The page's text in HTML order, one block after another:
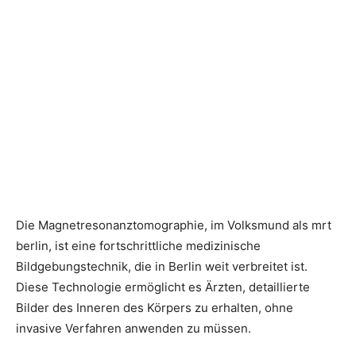
Die Magnetresonanztomographie, im Volksmund als mrt
berlin, ist eine fortschrittliche medizinische
Bildgebungstechnik, die in Berlin weit verbreitet ist.
Diese Technologie ermöglicht es Ärzten, detaillierte
Bilder des Inneren des Körpers zu erhalten, ohne
invasive Verfahren anwenden zu müssen.